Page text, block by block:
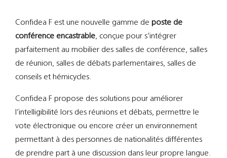
Confidea F est une nouvelle gamme de poste de
conférence encastrable, conçue pour s’intégrer
parfaitement au mobilier des salles de conférence, salles
de réunion, salles de débats parlementaires, salles de
conseils et hémicycles.
Confidea F propose des solutions pour améliorer
l’intelligibilité lors des réunions et débats, permettre le
vote électronique ou encore créer un environnement
permettant à des personnes de nationalités différentes
de prendre part à une discussion dans leur propre langue.